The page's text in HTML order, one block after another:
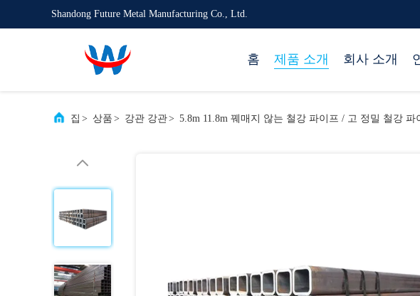
Shandong Future Metal Manufacturing Co., Ltd.
홈 제품 소개 회사 소개
집 > 상품 > 강관 강관> 5.8m 11.8m 꿰매지 않는 철강 파이프 / 고 정밀 철강 파